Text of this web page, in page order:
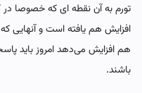
تورم به آن نقطه ای که خصوصا
افزایش هم یافته است و آنهایی که
هم افزایش می‌دهد امروز باید
باشند.